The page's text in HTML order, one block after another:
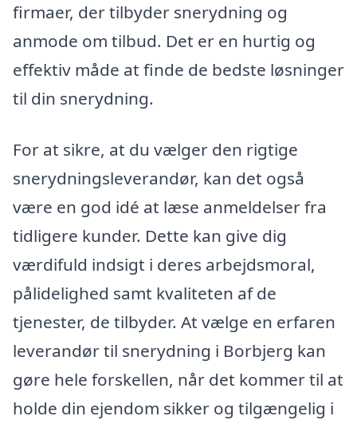
firmaer, der tilbyder snerydning og
anmode om tilbud. Det er en hurtig og
effektiv måde at finde de bedste løsninger
til din snerydning.
For at sikre, at du vælger den rigtige
snerydningsleverandør, kan det også
være en god idé at læse anmeldelser fra
tidligere kunder. Dette kan give dig
værdifuld indsigt i deres arbejdsmoral,
pålidelighed samt kvaliteten af de
tjenester, de tilbyder. At vælge en erfaren
leverandør til snerydning i Borbjerg kan
gøre hele forskellen, når det kommer til at
holde din ejendom sikker og tilgængelig i